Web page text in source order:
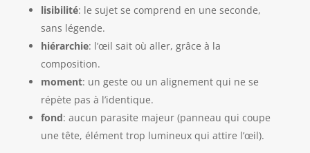
lisibilité: le sujet se comprend en une seconde,
sans légende.
hiérarchie: l’œil sait où aller, grâce à la
composition.
moment: un geste ou un alignement qui ne se
répète pas à l’identique.
fond: aucun parasite majeur (panneau qui coupe
une tête, élément trop lumineux qui attire l’œil).